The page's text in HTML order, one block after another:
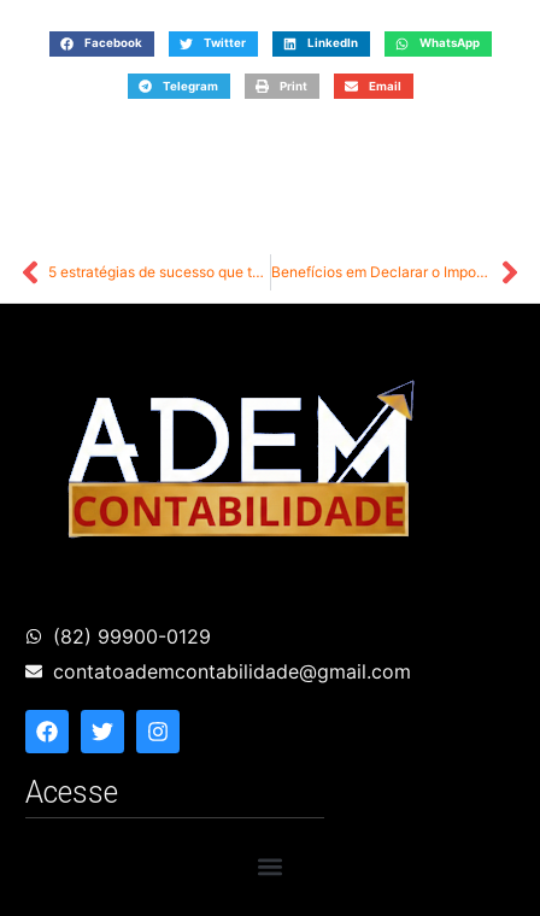
Facebook Twitter LinkedIn WhatsApp
Telegram Print Email
5 estratégias de sucesso que todo empreendedor deve conhecer Benefícios em Declarar o Imposto de Renda
(82) 99900-0129
contatoademcontabilidade@gmail.com
Acesse